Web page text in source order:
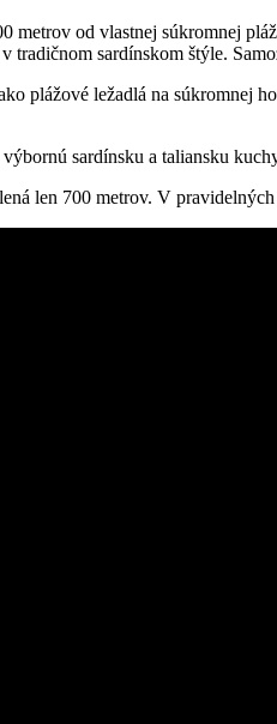
metrov od vlastnej súkromnej
tradičnom sardínskom štýle.
plážové ležadlá na súkromnej
sardínsku a taliansku
len 700 metrov. V